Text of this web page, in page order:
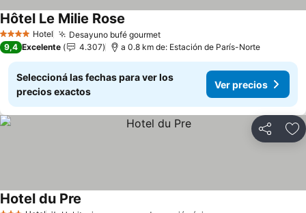
4 EstrellasHotel Desayuno bufé gourmet
Hôtel Le Milie Rose
9,4 Excelente 4.307 a 0.8 km de: Estación de París-Norte
Seleccioná las fechas para ver los
precios exactos
Ver precios
Compartir
Hotel du Pre